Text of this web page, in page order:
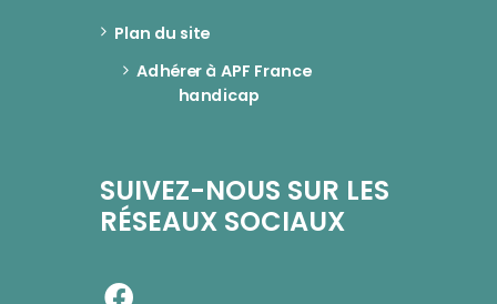
Plan du site
Adhérer à APF France
handicap
SUIVEZ-NOUS SUR LES
RÉSEAUX SOCIAUX